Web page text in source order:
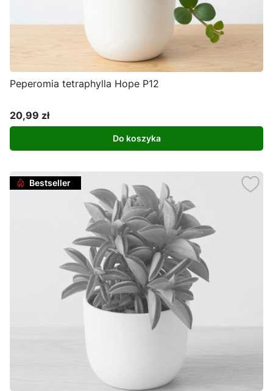
Peperomia tetraphylla Hope P12
Cena
20,99 zł
Do koszyka
Bestseller